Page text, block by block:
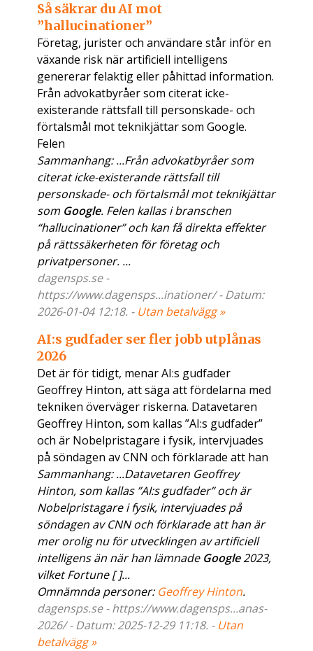
Så säkrar du AI mot
”hallucinationer”
Företag, jurister och användare står inför en
växande risk när artificiell intelligens
genererar felaktig eller påhittad information.
Från advokatbyråer som citerat icke-
existerande rättsfall till personskade- och
förtalsmål mot teknikjättar som Google.
Felen
Sammanhang: ...Från advokatbyråer som
citerat icke-existerande rättsfall till
personskade- och förtalsmål mot teknikjättar
som Google. Felen kallas i branschen
“hallucinationer” och kan få direkta effekter
på rättssäkerheten för företag och
privatpersoner. ...
dagensps.se -
https://www.dagensps...inationer/ - Datum:
2026-01-04 12:18. - Utan betalvägg »
AI:s gudfader ser fler jobb utplånas
2026
Det är för tidigt, menar AI:s gudfader
Geoffrey Hinton, att säga att fördelarna med
tekniken överväger riskerna. Datavetaren
Geoffrey Hinton, som kallas ”AI:s gudfader”
och är Nobelpristagare i fysik, intervjuades
på söndagen av CNN och förklarade att han
Sammanhang: ...Datavetaren Geoffrey
Hinton, som kallas ”AI:s gudfader” och är
Nobelpristagare i fysik, intervjuades på
söndagen av CNN och förklarade att han är
mer orolig nu för utvecklingen av artificiell
intelligens än när han lämnade Google2023,
vilket Fortune [ ]...
Omnämnda personer: Geoffrey Hinton.
dagensps.se - https://www.dagensps...anas-
2026/ - Datum: 2025-12-29 11:18. - Utan
betalvägg »